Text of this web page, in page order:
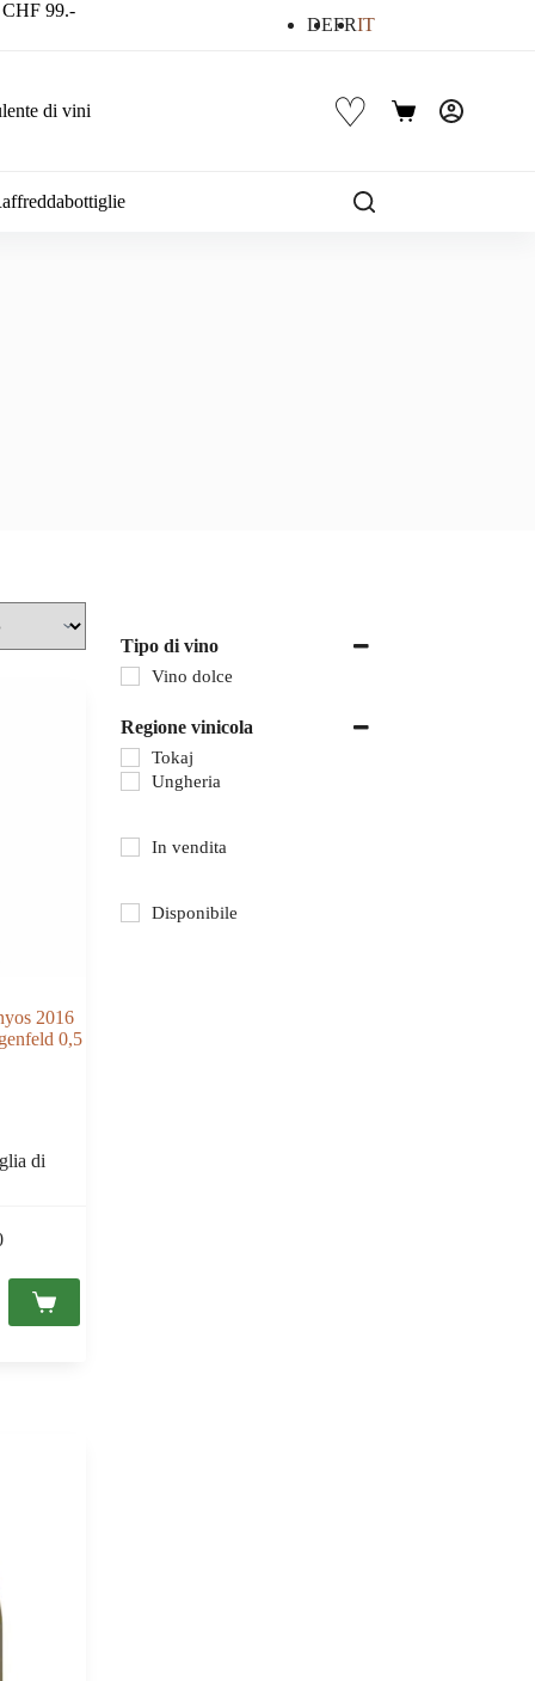
CHF 99.-
DEFRIT
di vini ♡ Carrello
2016
0,5
di
Tipo di vino
Vino dolce
Regione vinicola
Tokaj
Ungheria
In vendita
Disponibile